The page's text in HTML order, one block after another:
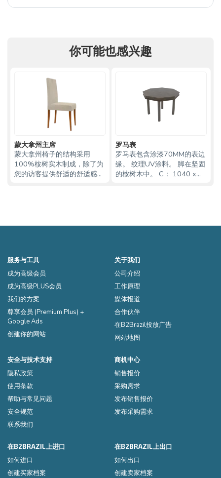
你可能也感兴趣
蒙大拿州主席
蒙大拿州椅子的结构采用
100%桉树实木制成，除了为
您的访客提供舒适的舒适感
罗马表
罗马表包含涂漆70MM的表边
缘。 纹理UV涂料。 脚在坚固
的桉树木中。 C： 1040 x
服务与工具
成为高级会员
成为高级PLUS会员
我们的方案
尊享会员 (Premium Plus) +
Google Ads
创建你的网站
关于我们
公司介绍
工作原理
媒体报道
合作伙伴
在B2Brazil投放广告
网站地图
安全与技术支持
隐私政策
使用条款
帮助与常见问题
安全规范
联系我们
商机中心
销售报价
采购需求
发布销售报价
发布采购需求
在B2BRAZIL上进口
如何进口
创建买家档案
在B2BRAZIL上出口
如何出口
创建卖家档案